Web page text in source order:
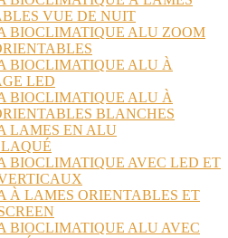
VUE DE NUIT
BIOCLIMATIQUE ALU ZOOM
BIOCLIMATIQUE ALU À
LED
BIOCLIMATIQUE ALU À
BLANCHES
LAMES EN ALU
BIOCLIMATIQUE AVEC LED ET
À LAMES ORIENTABLES ET
BIOCLIMATIQUE ALU AVEC